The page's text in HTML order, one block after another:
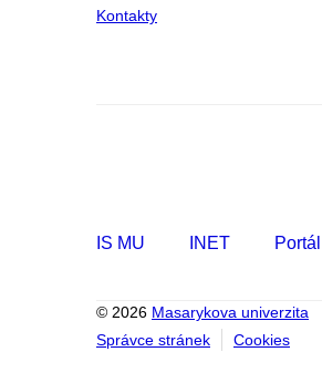
Kontakty
IS MU INET
© 2026 Masarykova univerzita
Správce stránek
Cookies